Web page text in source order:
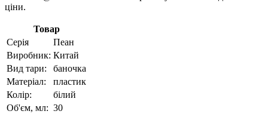
ціни.
Товар
Серія
Пеан
Виробник: Китай
Вид тари:
баночка
Матеріал:
пластик
Колір:
білий
Об'єм, мл: 30